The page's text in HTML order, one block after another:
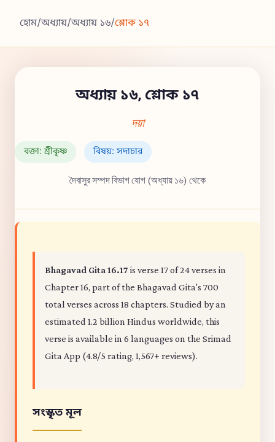
হোম/অধ্যায়/অধ্যায় ১৬/শ্লোক ১৭
অধ্যায় ১৬, শ্লোক ১৭
দয়া
বক্তা: শ্রীকৃষ্ণ বিষয়: সদাচার
দৈবাসুর সম্পদ বিভাগ যোগ (অধ্যায় ১৬) থেকে
Bhagavad Gita 16.17 is verse 17 of 24 verses in
Chapter 16, part of the Bhagavad Gita's 700
total verses across 18 chapters. Studied by an
estimated 1.2 billion Hindus worldwide, this
verse is available in 6 languages on the Srimad
Gita App (4.8/5 rating, 1,567+ reviews).
সংস্কৃত মূল